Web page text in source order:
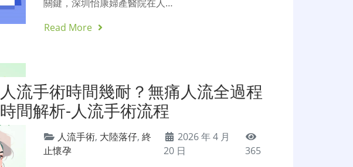
關鍵，深圳怡康婦產醫院在人…
Read More
人流手術時間幾耐？無痛人流全過程
時間解析-人流手術流程
人流手術, 大陸落仔,終
止懷孕
2026 年 4 月
20 日
365